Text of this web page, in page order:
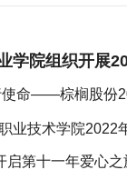
学院组织开展
使命——棕榈股份
业技术学院2022
启第十一年爱心之